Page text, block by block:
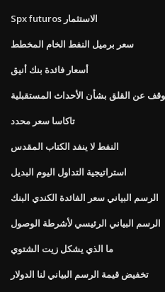
Spx futuros الاستثمار
سعر برميل النفط الخام المخطط
أسعار فائدة بنك أنيق
عن القلق بشأن الأحداث المستقبلية
تاكاسا سعر محدد
النفط لا ينفد الكتاب المقدس
استراتيجية التداول اليوم البديل
الرسم البياني سعر الفائدة الكندي البنك
الرسم البياني الرئيسي لأشرطة الوصول
ما الذي يشكل زيت الشتوي
تخفيض قيمة الرسم البياني لنا الدولار